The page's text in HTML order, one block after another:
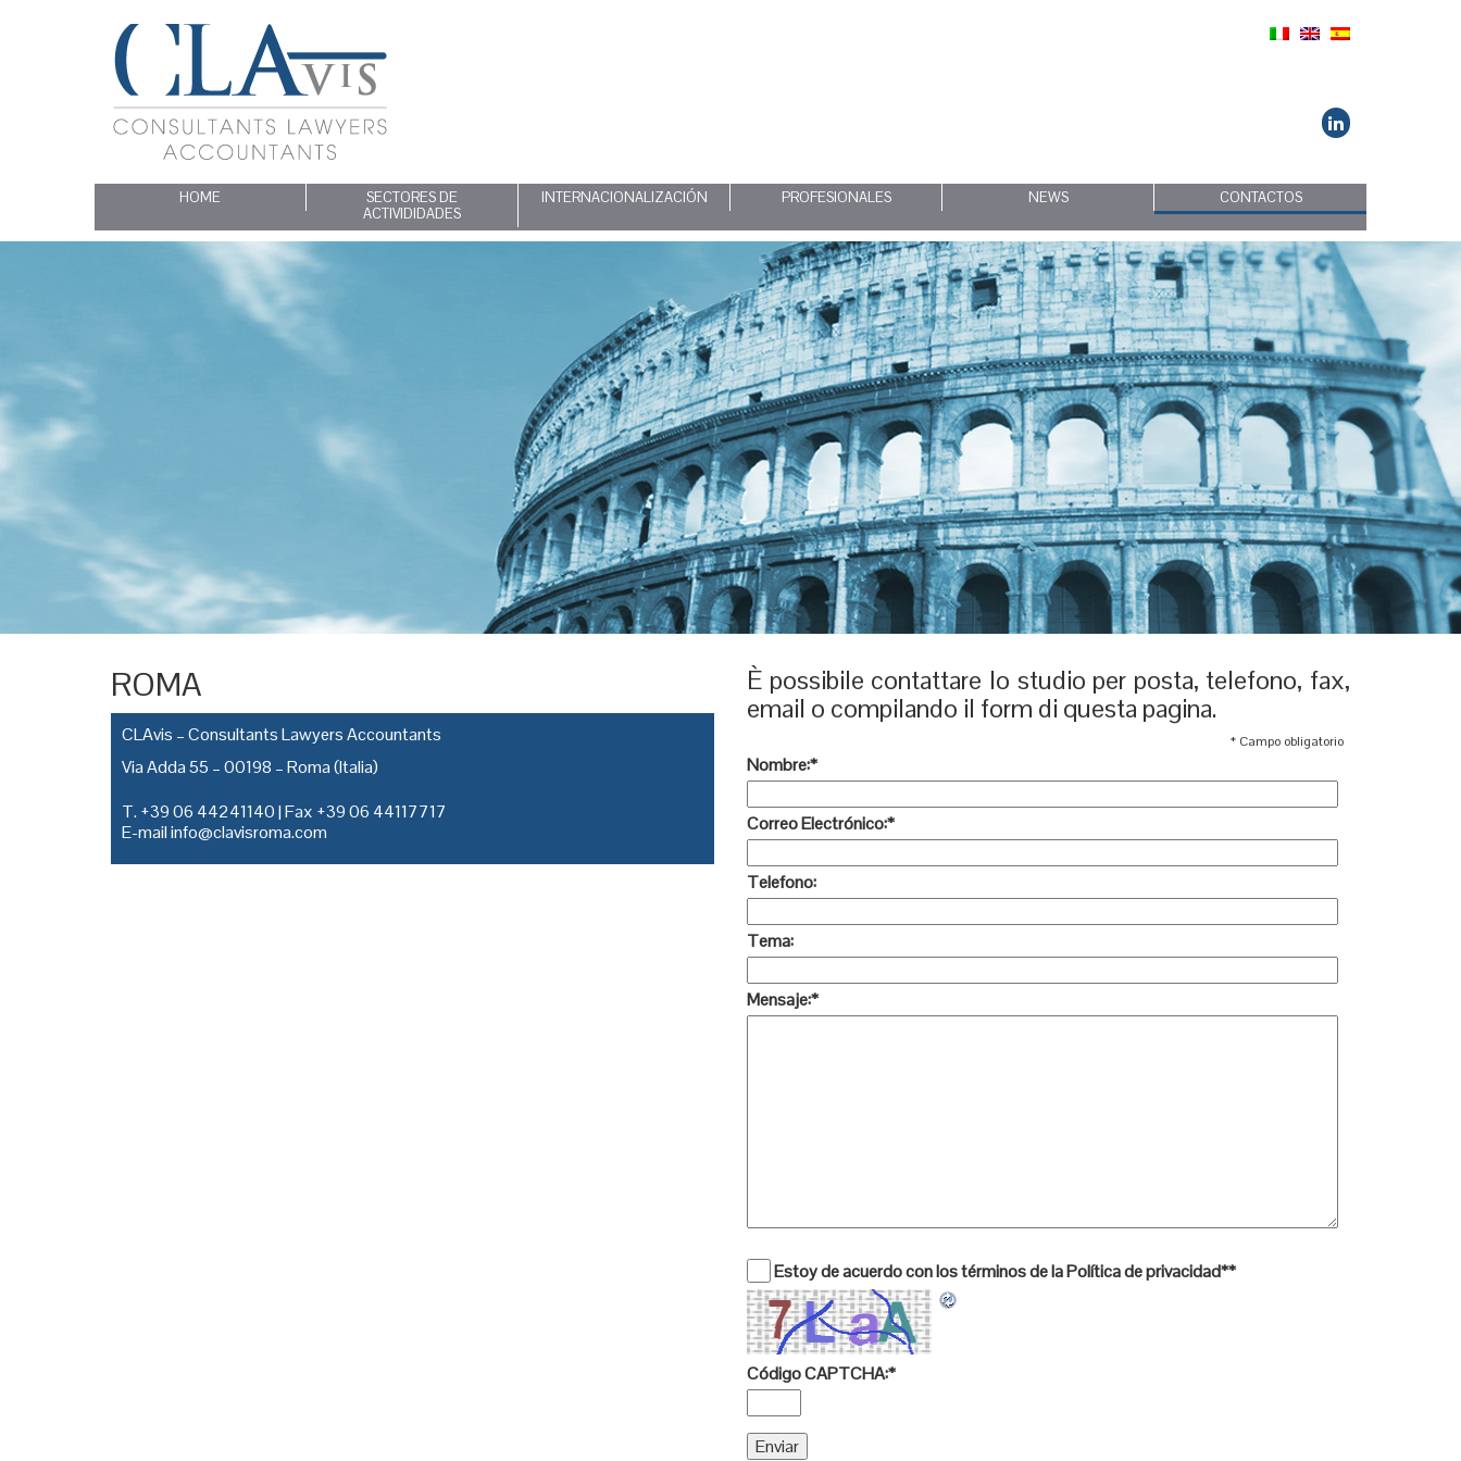
HOME
SECTORES DE
ACTIVIDIDADES
INTERNACIONALIZACIÓN PROFESIONALES NEWS CONTACTOS
ROMA
CLAvis – Consultants Lawyers Accountants
Via Adda 55 – 00198 – Roma (Italia)
T. +39 06 44241140| Fax +39 06 44117717
E-mailinfo@clavisroma.com
È possibile contattare lo studio per posta, telefono, fax,
email o compilando il form di questa pagina.
* Campo obligatorio
Nombre:*
Correo Electrónico:*
Telefono:
Tema:
Mensaje:*
Estoy de acuerdo con los términos de la Política de privacidad**
Código CAPTCHA:*